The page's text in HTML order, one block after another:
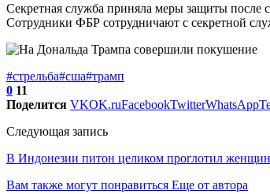
Секретная служба приняла меры защиты после
Сотрудники ФБР сотрудничают с секретной
#стрельба#сша#трамп
0 11
Поделится VKOK.ruFacebookTwitterWhatsApp
Следующая запись
В Индонезии питон целиком проглотил
Вам также могут понравиться Еще от автора